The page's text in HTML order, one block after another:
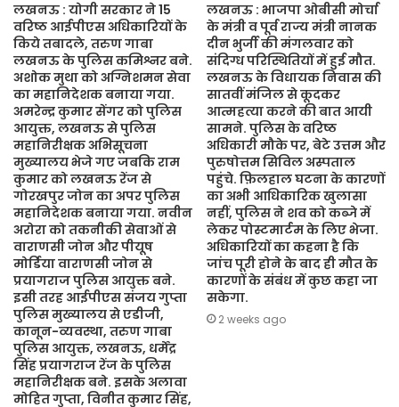
लखनऊ : योगी सरकार ने 15
वरिष्ठ आईपीएस अधिकारियों के
किये तबादले, तरुण गाबा
लखनऊ के पुलिस कमिश्नर बने.
अशोक मुथा को अग्निशमन सेवा
का महानिदेशक बनाया गया.
अमरेन्द्र कुमार सेंगर को पुलिस
आयुक्त, लखनऊ से पुलिस
महानिरीक्षक अभिसूचना
मुख्यालय भेजे गए जबकि राम
कुमार को लखनऊ रेंज से
गोरखपुर जोन का अपर पुलिस
महानिदेशक बनाया गया. नवीन
अरोरा को तकनीकी सेवाओं से
वाराणसी जोन और पीयूष
मोर्डिया वाराणसी जोन से
प्रयागराज पुलिस आयुक्त बने.
इसी तरह आईपीएस संजय गुप्ता
पुलिस मुख्यालय से एडीजी,
कानून-व्यवस्था, तरुण गाबा
पुलिस आयुक्त, लखनऊ, धर्मेंद्र
सिंह प्रयागराज रेंज के पुलिस
महानिरीक्षक बने. इसके अलावा
मोहित गुप्ता, विनीत कुमार सिंह,
लखनऊ : भाजपा ओबीसी मोर्चा
के मंत्री व पूर्व राज्य मंत्री नानक
दीन भुर्जी की मंगलवार को
संदिग्ध परिस्थितियों में हुई मौत.
लखनऊ के विधायक निवास की
सातवीं मंजिल से कूदकर
आत्महत्या करने की बात आयी
सामने. पुलिस के वरिष्ठ
अधिकारी मौके पर, बेटे उत्तम और
पुरुषोत्तम सिविल अस्पताल
पहुंचे. फ़िलहाल घटना के कारणों
का अभी आधिकारिक खुलासा
नहीं, पुलिस ने शव को कब्जे में
लेकर पोस्टमार्टम के लिए भेजा.
अधिकारियों का कहना है कि
जांच पूरी होने के बाद ही मौत के
कारणों के संबंध में कुछ कहा जा
सकेगा.
2 weeks ago